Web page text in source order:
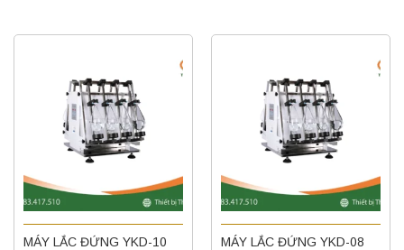
MÁY LẮC ĐỨNG YKD-10
MÁY LẮC ĐỨNG YKD-08